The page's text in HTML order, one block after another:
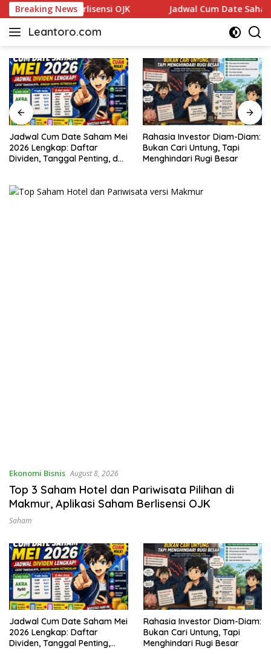
Skip
to
content
Breaking News
Saham Berlisensi OJK Jadwal Cum Date Saham
Leantoro.com
Jasa
Artikel,
Copywriting,
dan
Digital
Marketing
Ciptakan
Cerita,
Jadwal Cum Date Saham Mei
2026 Lengkap: Daftar
Dividen, Tanggal Penting, dan
Rahasia Investor Diam-Diam:
Bukan Cari Untung, Tapi
Menghindari Rugi Besar
Ekonomi Bisnis August 8, 2026
Top 3 Saham Hotel dan Pariwisata Pilihan di
Makmur, Aplikasi Saham Berlisensi OJK
Saham
Jadwal Cum Date Saham Mei
2026 Lengkap: Daftar
Dividen, Tanggal Penting,
Rahasia Investor Diam-Diam:
Bukan Cari Untung, Tapi
Menghindari Rugi Besar